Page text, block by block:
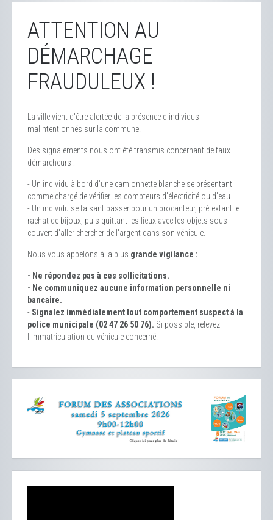
ATTENTION AU
DÉMARCHAGE
FRAUDULEUX !
La ville vient d'être alertée de la présence d'individus
malintentionnés sur la commune.
Des signalements nous ont été transmis concernant de faux
démarcheurs :
- Un individu à bord d'une camionnette blanche se présentant
comme chargé de vérifier les compteurs d'électricité ou d'eau.
- Un individu se faisant passer pour un brocanteur, prétextant le
rachat de bijoux, puis quittant les lieux avec les objets sous
couvert d'aller chercher de l'argent dans son véhicule.
Nous vous appelons à la plus grande vigilance :
- Ne répondez pas à ces sollicitations.
- Ne communiquez aucune information personnelle ni
bancaire.
- Signalez immédiatement tout comportement suspect à la
police municipale (02 47 26 50 76). Si possible, relevez
l'immatriculation du véhicule concerné.